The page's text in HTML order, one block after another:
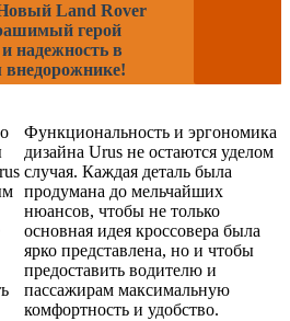
Land Rover
герой
надежность в
внедорожнике!
Функциональность и эргономика
дизайна Urus не остаются уделом
случая. Каждая деталь была
продумана до мельчайших
нюансов, чтобы не только
основная идея кроссовера была
ярко представлена, но и чтобы
предоставить водителю и
пассажирам максимальную
комфортность и удобство.